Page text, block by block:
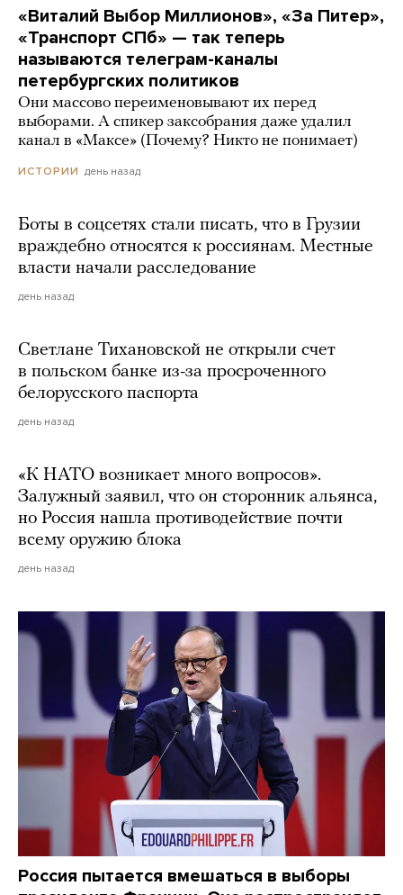
«Виталий Выбор Миллионов», «За Питер»,
«Транспорт СПб» — так теперь
называются телеграм-каналы
петербургских политиков
Они массово переименовывают их перед
выборами. А спикер заксобрания даже удалил
канал в «Максе» (Почему? Никто не понимает)
ИСТОРИИ день назад
Боты в соцсетях стали писать, что в Грузии
враждебно относятся к россиянам. Местные
власти начали расследование
день назад
Светлане Тихановской не открыли счет
в польском банке из-за просроченного
белорусского паспорта
день назад
«К НАТО возникает много вопросов».
Залужный заявил, что он сторонник альянса,
но Россия нашла противодействие почти
всему оружию блока
день назад
Россия пытается вмешаться в выборы